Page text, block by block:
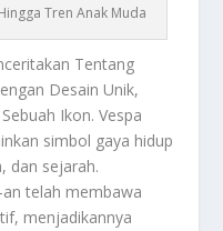
Tren Anak Muda
Tentang
Desain Unik,
Ikon. Vespa
simbol gaya hidup
dan sejarah.
telah membawa
menjadikannya